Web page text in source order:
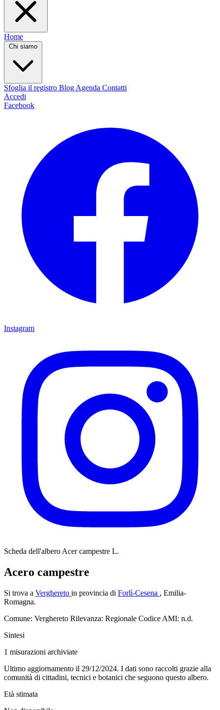
Home
Chi siamo
Sfoglia il registro Blog Agenda Contatti
Accedi
Facebook
Instagram
Scheda dell'albero Acer campestre L.
Acero campestre
Si trova a Verghereto in provincia di Forlì-Cesena , Emilia-
Romagna.
Comune: Verghereto Rilevanza: Regionale Codice AMI: n.d.
Sintesi
1 misurazioni archiviate
Ultimo aggiornamento il 29/12/2024. I dati sono raccolti grazie alla
comunità di cittadini, tecnici e botanici che seguono questo albero.
Età stimata